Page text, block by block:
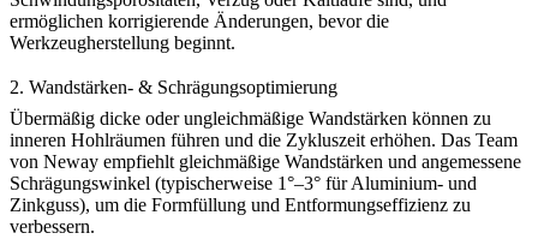
ermöglichen korrigierende Änderungen, bevor die
Werkzeugherstellung beginnt.
2. Wandstärken- & Schrägungsoptimierung
Übermäßig dicke oder ungleichmäßige Wandstärken können zu
inneren Hohlräumen führen und die Zykluszeit erhöhen. Das Team
von Neway empfiehlt gleichmäßige Wandstärken und angemessene
Schrägungswinkel (typischerweise 1°–3° für Aluminium- und
Zinkguss), um die Formfüllung und Entformungseffizienz zu
verbessern.